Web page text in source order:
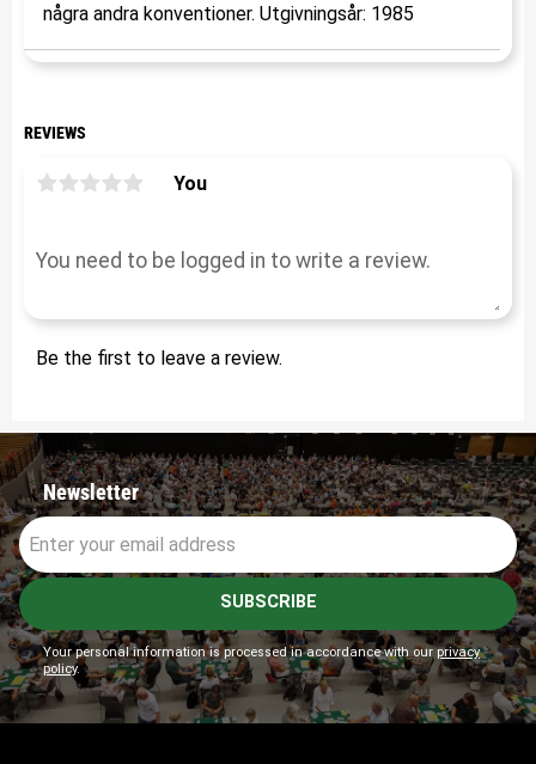
några andra konventioner. Utgivningsår: 1985
REVIEWS
You
Be the first to leave a review.
Newsletter
SUBSCRIBE
Your personal information is processed in accordance with our privacy
policy.